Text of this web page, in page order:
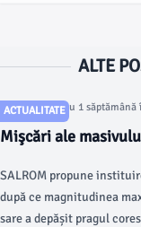
ALTE
ACTUALITATE
Articol postat cu 1
Mişcări ale
SALROM propune
după ce magnitudinea
sare a depășit pragul